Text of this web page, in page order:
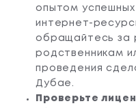
опытом успешных
интернет-
обращайтесь за
родственникам
проведения
Дубае.
Проверьте
Рассмотрю